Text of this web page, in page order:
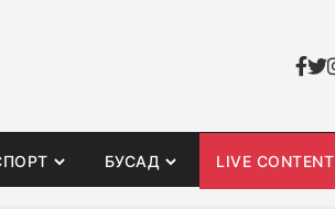
БУСАД LIVE CONTENT